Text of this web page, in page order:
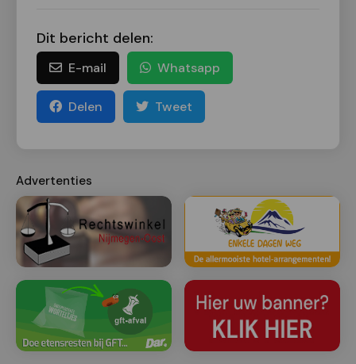
Dit bericht delen:
E-mail Whatsapp
Delen Tweet
Advertenties